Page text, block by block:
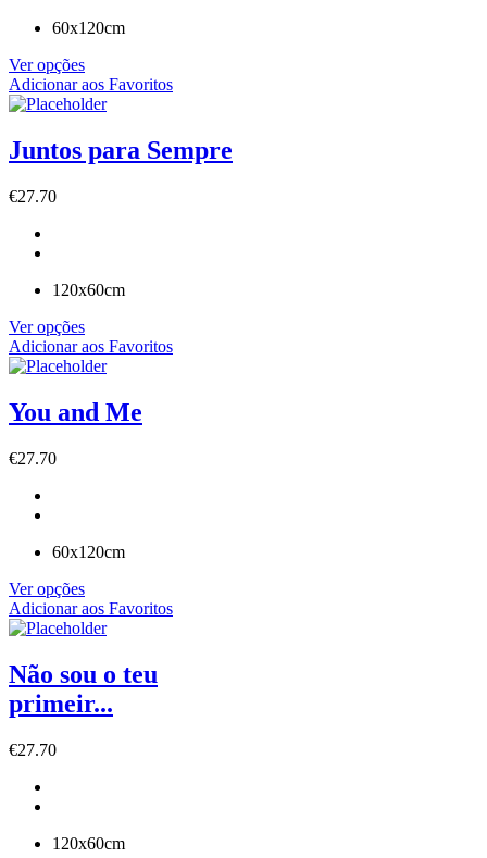
60x120cm
Ver opções
Adicionar aos Favoritos
Juntos para Sempre
€27.70
120x60cm
Ver opções
Adicionar aos Favoritos
You and Me
€27.70
60x120cm
Ver opções
Adicionar aos Favoritos
Não sou o teu
primeir...
€27.70
120x60cm